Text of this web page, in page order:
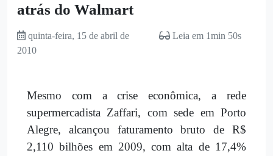
atrás do Walmart
quinta-feira, 15 de abril de
2010
Leia em 1min 50s
Mesmo com a crise econômica, a rede
supermercadista Zaffari, com sede em Porto
Alegre, alcançou faturamento bruto de R$
2,110 bilhões em 2009, com alta de 17,4%